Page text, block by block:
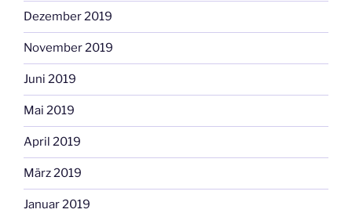
Dezember 2019
November 2019
Juni 2019
Mai 2019
April 2019
März 2019
Januar 2019